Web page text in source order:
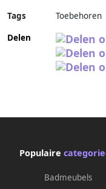
Tags
Toebehoren
Delen
Populaire
Badmeubels